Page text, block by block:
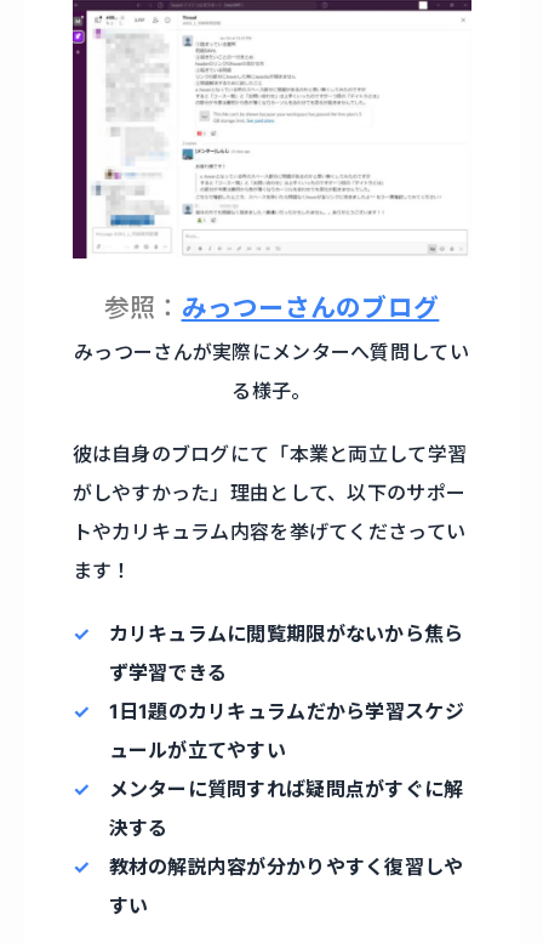
参照： みっつーさんのブログ
みっつーさんが実際にメンターへ質問してい
る様子。
彼は自身のブログにて「本業と両立して学習
がしやすかった」理由として、以下のサポー
トやカリキュラム内容を挙げてくださってい
ます！
カリキュラムに閲覧期限がないから焦ら
ず学習できる
1日1題のカリキュラムだから学習スケジ
ュールが立てやすい
メンターに質問すれば疑問点がすぐに解
決する
教材の解説内容が分かりやすく復習しや
すい